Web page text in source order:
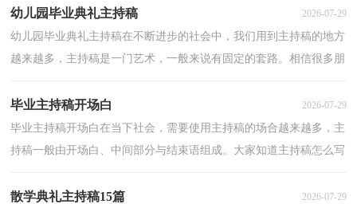
幼儿园毕业典礼主持稿 2026-07-29
幼儿园毕业典礼主持稿在不断进步的社会中，我们用到主持稿的地方
越来越多，主持稿是一门艺术，一般来说有固定的套路。相信很多朋
毕业主持稿开场白 2026-07-29
毕业主持稿开场白在当下社会，需要使用主持稿的场合越来越多，主
持稿一般由开场白、中间部分与结束语组成。大家知道主持稿怎么写
散学典礼主持稿15篇 2026-07-29